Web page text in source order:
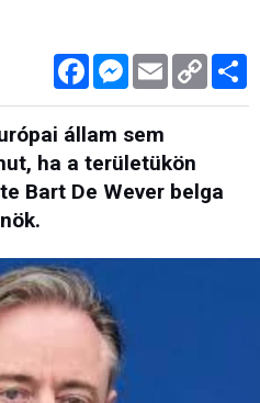
FacebookMessenger
Email Copy
Link
állam sem
ha a területükön
Bart De Wever belga